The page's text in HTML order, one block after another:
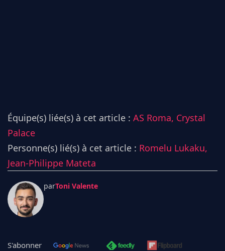
Équipe(s) liée(s) à cet article : AS Roma, Crystal
Palace
Personne(s) lié(s) à cet article : Romelu Lukaku,
Jean-Philippe Mateta
parToni Valente
S'abonner